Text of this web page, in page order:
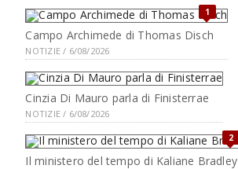
1
Campo Archimede di Thomas Disch
NOTIZIE / 6/08/2026
Cinzia Di Mauro parla di Finisterrae
NOTIZIE / 6/08/2026
2
Il ministero del tempo di Kaliane Bradley